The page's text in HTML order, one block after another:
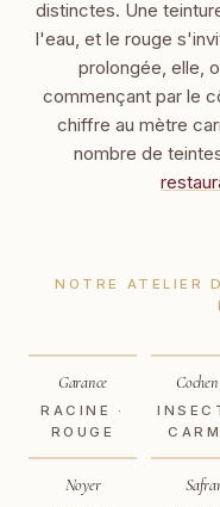
distinctes. Une
l'eau, et le rouge
prolongée, elle,
commençant par le
chiffre au mètre
nombre de
NOTRE ATELIER
Garance
RACINE ·
ROUGE
Noyer